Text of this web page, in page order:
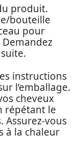
produit.
bouteille
pour
instructions
l’emballage.
cheveux
répétant le
Assurez-vous
à la chaleur